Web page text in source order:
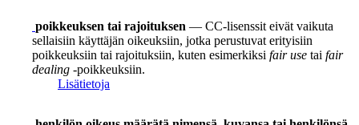
poikkeuksen tai rajoituksen — CC-lisenssit eivät vaikuta
sellaisiin käyttäjän oikeuksiin, jotka perustuvat erityisiin
poikkeuksiin tai rajoituksiin, kuten esimerkiksi fair use tai fair
dealing -poikkeuksiin.
Lisätietoja